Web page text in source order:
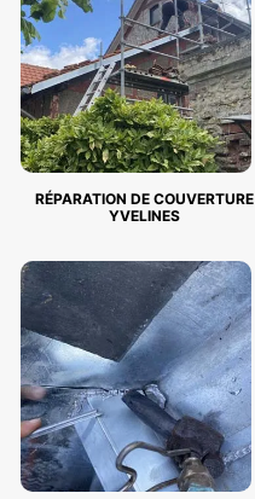
RÉPARATION DE COUVERTURE
YVELINES